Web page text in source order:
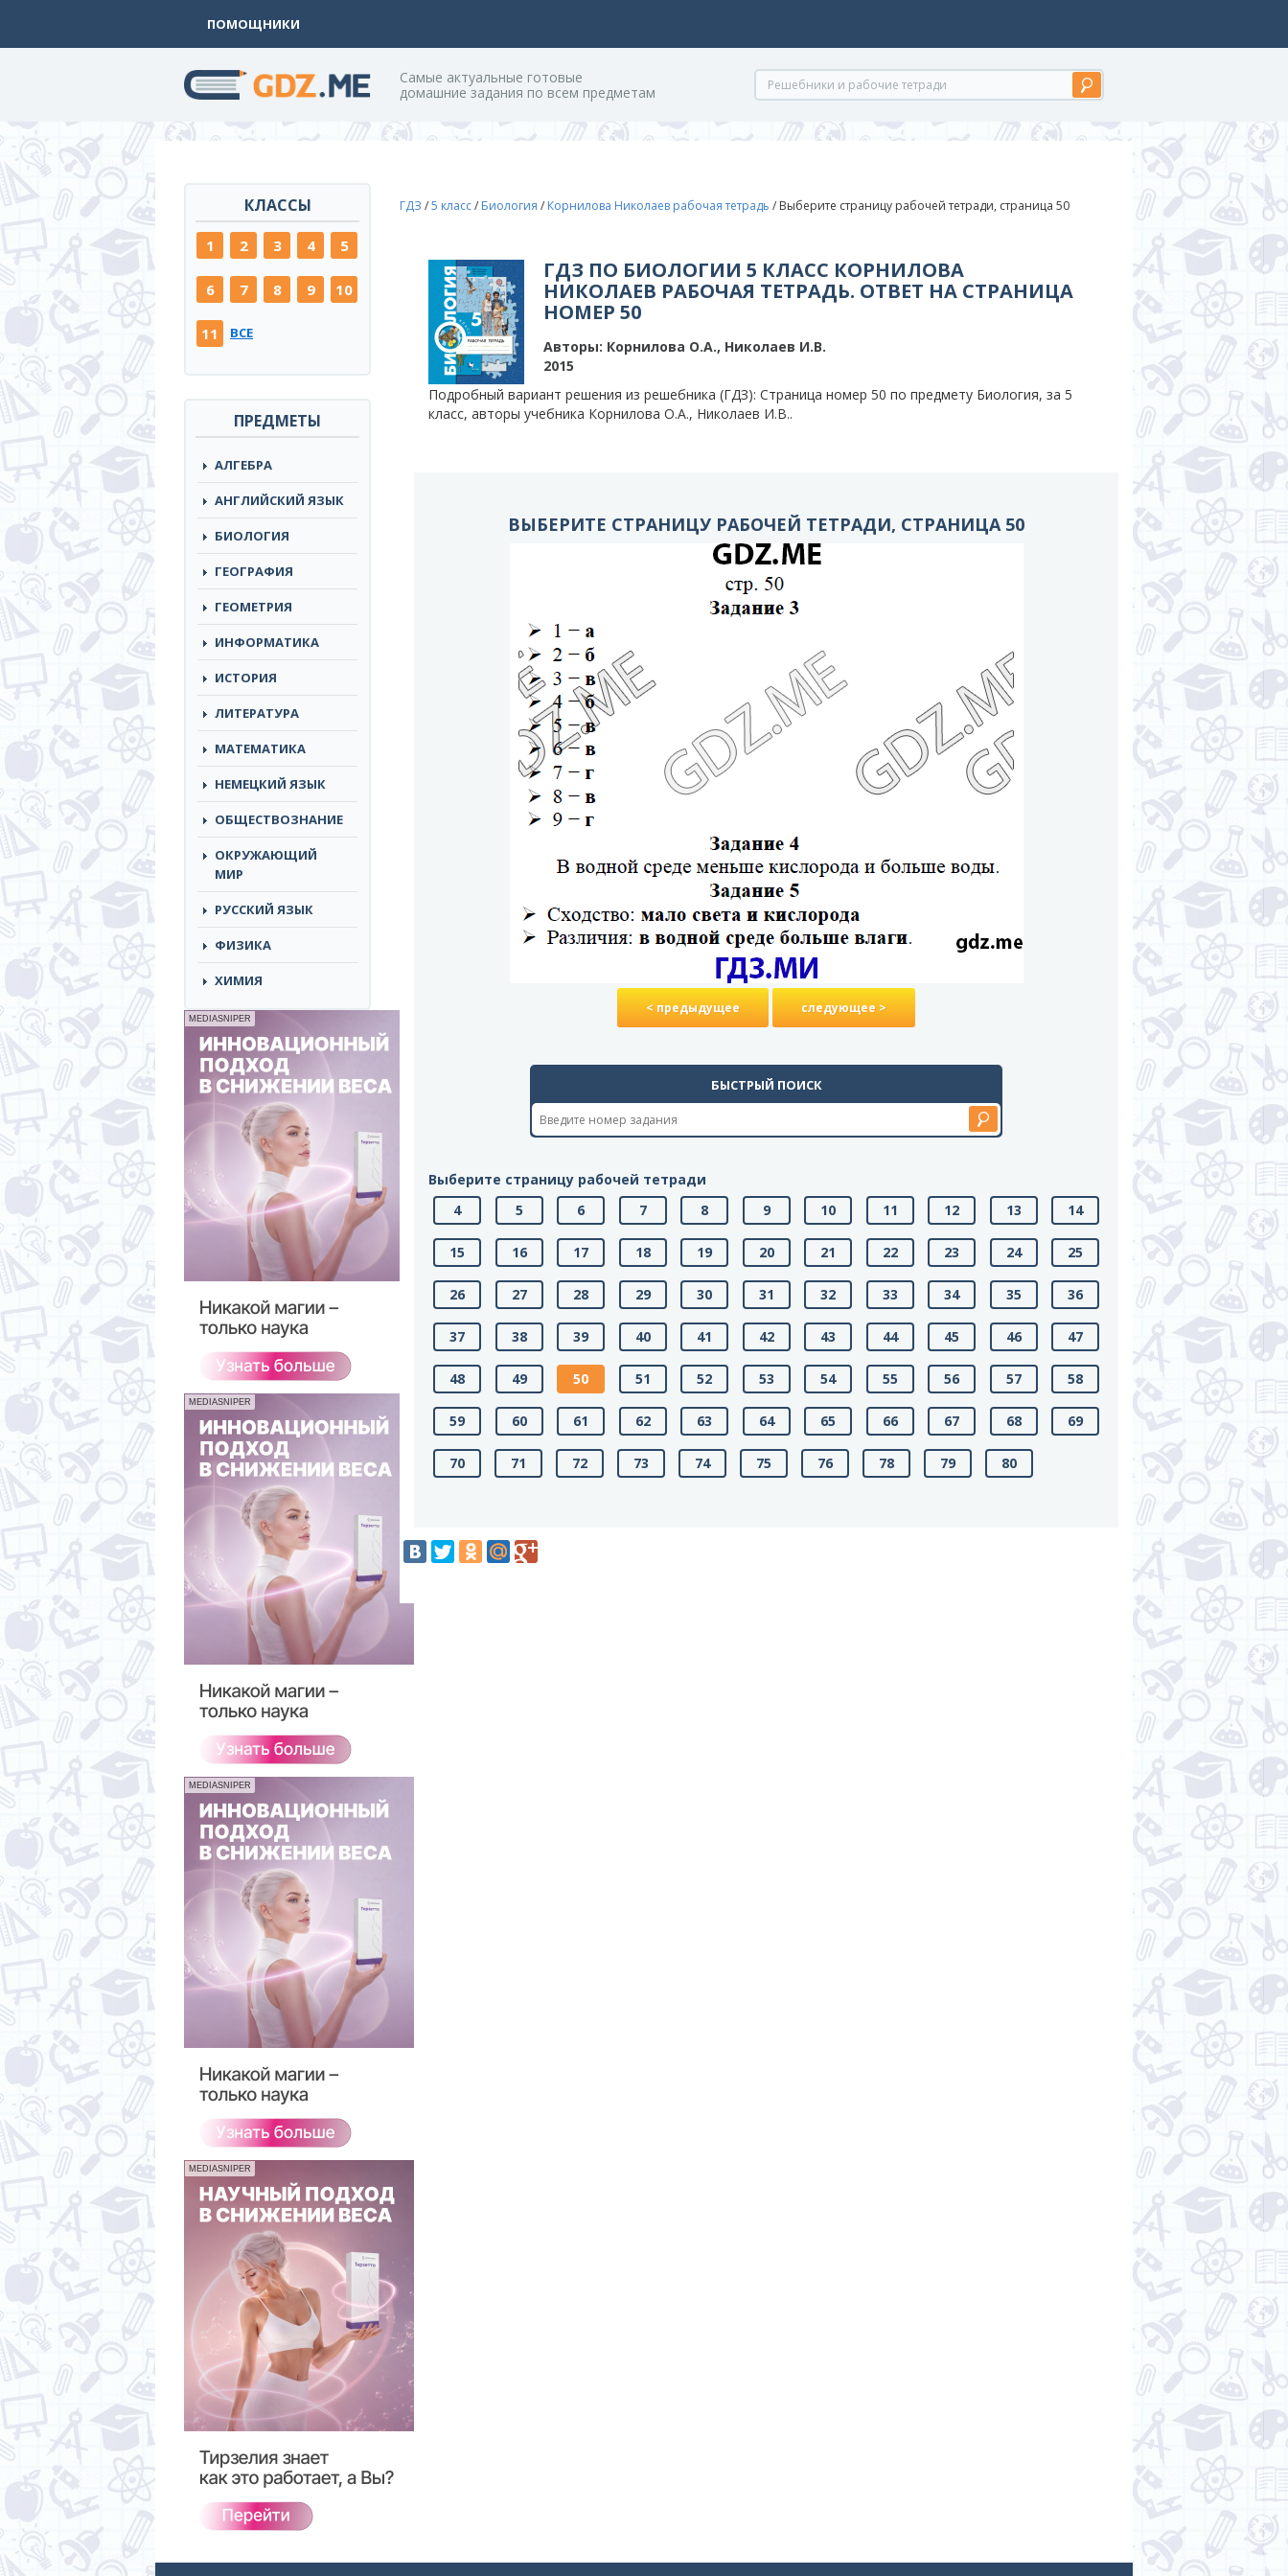
ПОМОЩНИКИ
Cамые актуальные готовые
домашние задания по всем предметам
КЛАССЫ
1 2 3 4 5
6 7 8 9 10
11 ВСЕ
ПРЕДМЕТЫ
АЛГЕБРА
АНГЛИЙСКИЙ ЯЗЫК
БИОЛОГИЯ
ГЕОГРАФИЯ
ГЕОМЕТРИЯ
ИНФОРМАТИКА
ИСТОРИЯ
ЛИТЕРАТУРА
МАТЕМАТИКА
НЕМЕЦКИЙ ЯЗЫК
ОБЩЕСТВОЗНАНИЕ
ОКРУЖАЮЩИЙ
МИР
РУССКИЙ ЯЗЫК
ФИЗИКА
ХИМИЯ
MEDIASNIPER
MEDIASNIPER
MEDIASNIPER
MEDIASNIPER
ГДЗ /5 класс/ Биология / Корнилова Николаев рабочая тетрадь / Выберите страницу рабочей тетради, страница 50
ГДЗ ПО БИОЛОГИИ 5 КЛАСС КОРНИЛОВА
НИКОЛАЕВ РАБОЧАЯ ТЕТРАДЬ. ОТВЕТ НА СТРАНИЦА
НОМЕР 50
Авторы: Корнилова О.А., Николаев И.В.
2015
Подробный вариант решения из решебника (ГДЗ): Страница номер 50 по предмету Биология, за 5
класс, авторы учебника Корнилова О.А., Николаев И.В..
ВЫБЕРИТЕ СТРАНИЦУ РАБОЧЕЙ ТЕТРАДИ, СТРАНИЦА 50
< предыдущее следующее >
БЫСТРЫЙ ПОИСК
Выберите страницу рабочей тетради
4
5 6 7 8 9 10 11 12 13 14
15 16 17 18 19 20 21 22 23 24 25
26 27 28 29 30 31 32 33 34 35 36
37 38 39 40 41 42 43 44 45 46 47
48 49 50 51 52 53 54 55 56 57 58
59 60 61 62 63 64 65 66 67 68 69
70 71 72 73 74 75 76 78 79 80